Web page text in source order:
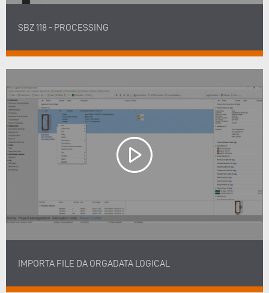
SBZ 118 - PROCESSING
IMPORTA FILE DA ORGADATA LOGICAL